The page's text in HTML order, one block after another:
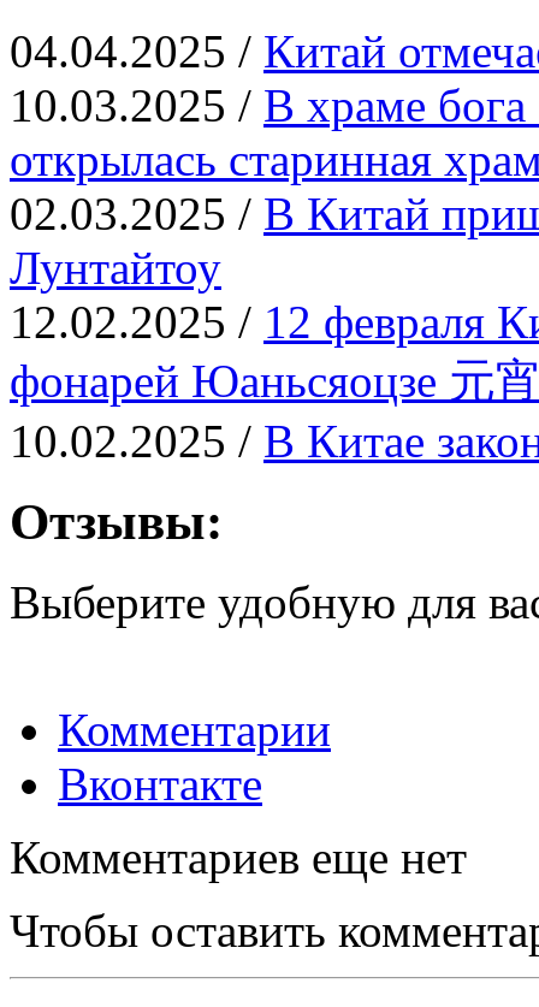
04.04.2025 / Китай
10.03.2025 / В храме
открылась старинная
02.03.2025 / В Китай
Лунтайтоу
12.02.2025 / 12 февраля
фонарей Юаньсяоцзе 元
10.02.2025 / В Китае
Отзывы:
Выберите удобную для
Комментарии
Вконтакте
Комментариев еще нет
Чтобы оставить